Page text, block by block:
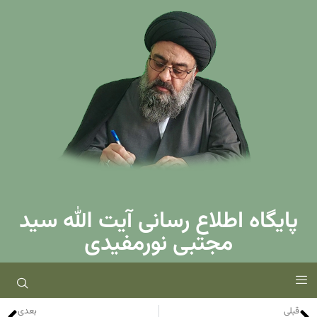
پایگاه اطلاع رسانی آیت الله سید
مجتبی نورمفیدی
قبلی بعدی